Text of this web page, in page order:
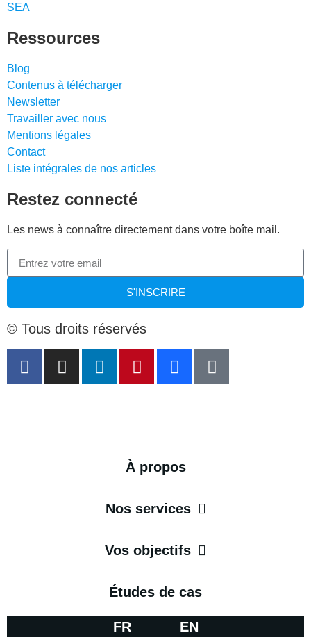
SEA
Ressources
Blog
Contenus à télécharger
Newsletter
Travailler avec nous
Mentions légales
Contact
Liste intégrales de nos articles
Restez connecté
Les news à connaître directement dans votre boîte mail.
S'INSCRIRE
© Tous droits réservés
À propos
Nos services
Vos objectifs
Études de cas
FR EN